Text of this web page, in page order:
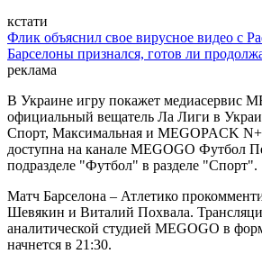
кстати
Флик объяснил свое вирусное видео с
Барселоны признался, готов ли
реклама
В Украине игру покажет медиасервис
официальный вещатель Ла Лиги в
Спорт, Максимальная и MEGOPACK
доступна на канале MEGOGO Футбол
подразделе "Футбол" в разделе "Спорт".
Матч Барселона – Атлетико
Шевякин и Виталий Похвала.
аналитической студией MEGOGO в
начнется в 21:30.